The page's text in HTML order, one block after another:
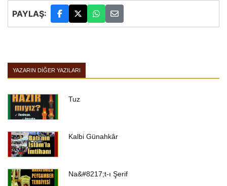
PAYLAŞ:
YAZARIN DIĞER YAZILARI
Tuz
Kalbi Günahkâr
Na&#8217;t-ı Şerif